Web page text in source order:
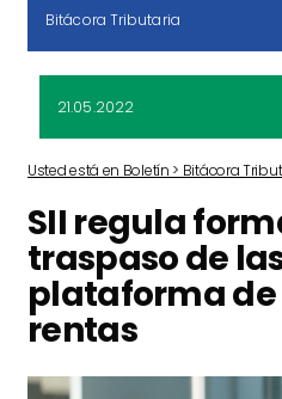
Bitácora Tributaria
21.05.2022
Usted está en Boletín > Bitácora
SII regula
traspaso de
plataforma de
rentas